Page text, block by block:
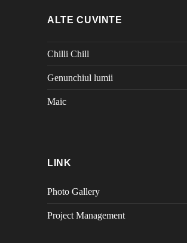
ALTE CUVINTE
Chilli Chill
Genunchiul lumii
Maic
LINK
Photo Gallery
Project Management